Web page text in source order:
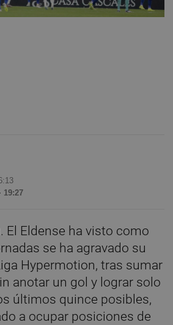
19:27
El Eldense ha visto como
se ha agravado su
Hypermotion, tras sumar
anotar un gol y lograr solo
últimos quince posibles,
a ocupar posiciones de